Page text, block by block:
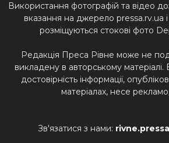
Використання фотографій та відео
вказання на джерело pressa.rv.ua
розміщуються стокові фото
Редакція Преса Рівне може не
викладену в авторському матеріалі.
достовірність інформації,
матеріалах, несе
Зв'язатися з нами: